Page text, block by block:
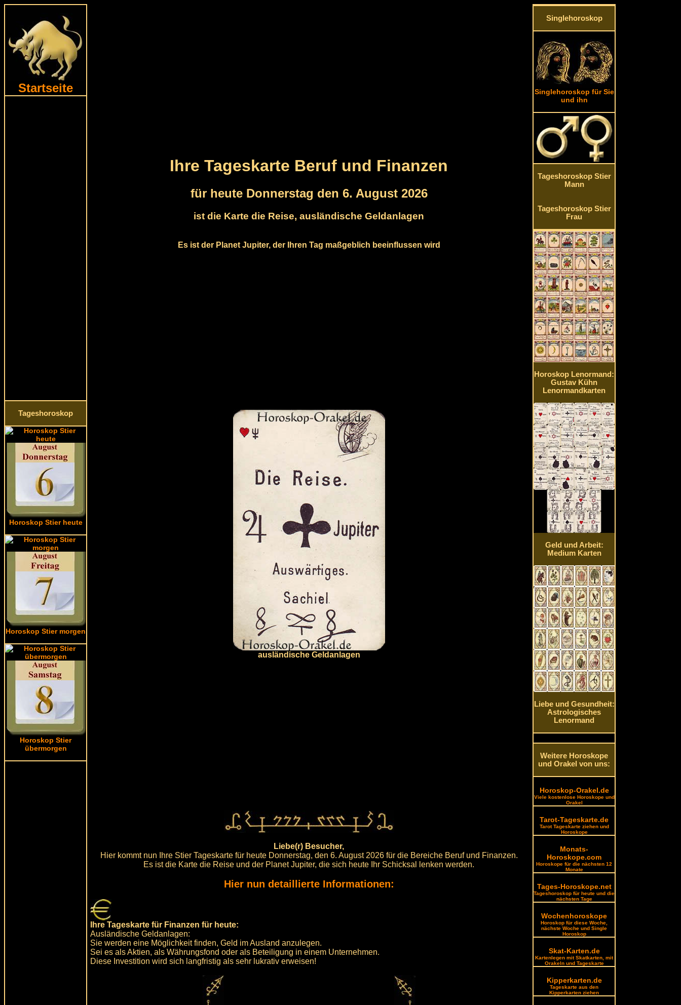
Startseite
Tageshoroskop
Horoskop Stier heute
Horoskop Stier morgen
Horoskop Stier
übermorgen
Ihre Tageskarte Beruf und Finanzen
für heute Donnerstag den 6. August 2026
ist die Karte die Reise, ausländische Geldanlagen
Es ist der Planet Jupiter, der Ihren Tag maßgeblich beeinflussen wird
ausländische Geldanlagen
Liebe(r) Besucher,
Hier kommt nun Ihre Stier Tageskarte für heute Donnerstag, den 6. August 2026 für die Bereiche Beruf und Finanzen.
Es ist die Karte die Reise und der Planet Jupiter, die sich heute Ihr Schicksal lenken werden.
Hier nun detaillierte Informationen:
Ihre Tageskarte für Finanzen für heute:
Ausländische Geldanlagen:
Sie werden eine Möglichkeit finden, Geld im Ausland anzulegen.
Sei es als Aktien, als Währungsfond oder als Beteiligung in einem Unternehmen.
Diese Investition wird sich langfristig als sehr lukrativ erweisen!
Singlehoroskop
Singlehoroskop für Sie
und ihn
Tageshoroskop Stier
Mann
Tageshoroskop Stier
Frau
Horoskop Lenormand:
Gustav Kühn
Lenormandkarten
Geld und Arbeit:
Medium Karten
Liebe und Gesundheit:
Astrologisches
Lenormand
Weitere Horoskope
und Orakel von uns:
Horoskop-Orakel.de
Viele kostenlose Horoskope und
Orakel
Tarot-Tageskarte.de
Tarot Tageskarte ziehen und
Horoskope
Monats-
Horoskope.com
Horoskope für die nächsten 12
Monate
Tages-Horoskope.net
Tageshoroskop für heute und die
nächsten Tage
Wochenhoroskope
Horoskop für diese Woche,
nächste Woche und Single
Horoskop
Skat-Karten.de
Kartenlegen mit Skatkarten, mit
Orakeln und Tageskarte
Kipperkarten.de
Tageskarte aus den
Kipperkarten ziehen